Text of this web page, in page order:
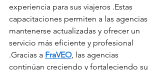
experiencia para sus viajeros .Estas
capacitaciones permiten a las agencias
mantenerse actualizadas y ofrecer un
servicio más eficiente y profesional
.Gracias a FraVEO, las agencias
continúan creciendo y fortaleciendo su